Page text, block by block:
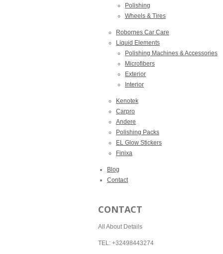
Polishing
Wheels & Tires
Robornes Car Care
Liquid Elements
Polishing Machines & Accessories
Microfibers
Exterior
Interior
Kenotek
Carpro
Andere
Polishing Packs
EL Glow Stickers
Finixa
Blog
Contact
CONTACT
All About Details
TEL: +32498443274